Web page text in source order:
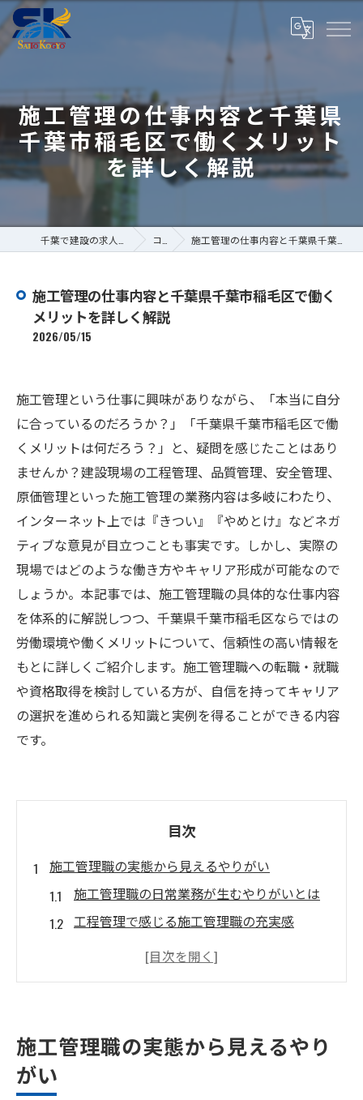
施工管理の仕事内容と千葉県
千葉市稲毛区で働くメリット
を詳しく解説
コラム 施工管理の仕事内容と千葉県千葉市稲毛区で働くメリットを詳しく解説
施工管理の仕事内容と千葉県千葉市稲毛区で働く
メリットを詳しく解説
2026/05/15
施工管理という仕事に興味がありながら、「本当に自分
に合っているのだろうか？」「千葉県千葉市稲毛区で働
くメリットは何だろう？」と、疑問を感じたことはあり
ませんか？建設現場の工程管理、品質管理、安全管理、
原価管理といった施工管理の業務内容は多岐にわたり、
インターネット上では『きつい』『やめとけ』などネガ
ティブな意見が目立つことも事実です。しかし、実際の
現場ではどのような働き方やキャリア形成が可能なので
しょうか。本記事では、施工管理職の具体的な仕事内容
を体系的に解説しつつ、千葉県千葉市稲毛区ならではの
労働環境や働くメリットについて、信頼性の高い情報を
もとに詳しくご紹介します。施工管理職への転職・就職
や資格取得を検討している方が、自信を持ってキャリア
の選択を進められる知識と実例を得ることができる内容
です。
目次
施工管理職の実態から見えるやりがい
施工管理職の日常業務が生むやりがいとは
工程管理で感じる施工管理職の充実感
施工管理職が成長できる現場の魅力
千葉市稲毛区で広がる施工管理の魅力
施工管理職の実態から見えるやり
がい